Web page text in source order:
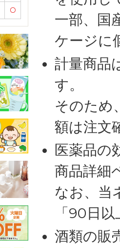
〇
一部、国
ケージに
計量商品
す。
そのため
額は注文
医薬品の
商品詳細
なお、当
「90日
酒類の販